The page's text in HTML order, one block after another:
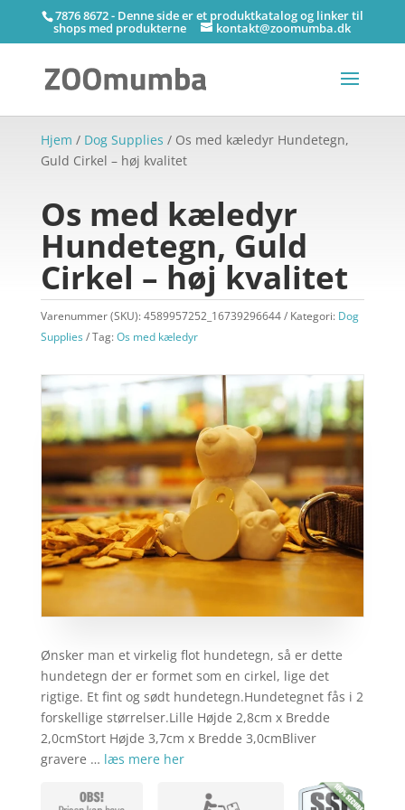
7876 8672 - Denne side er et produktkatalog og linker til
shops med produkterne kontakt@zoomumba.dk
Hjem / Dog Supplies / Os med kæledyr Hundetegn,
Guld Cirkel – høj kvalitet
Os med kæledyr
Hundetegn, Guld
Cirkel – høj kvalitet
Varenummer (SKU):4589957252_16739296644 Kategori: Dog
Supplies
Tag:Os med kæledyr
Ønsker man et virkelig flot hundetegn, så er dette
hundetegn der er formet som en cirkel, lige det
rigtige. Et fint og sødt hundetegn.Hundetegnet fås i 2
forskellige størrelser.Lille Højde 2,8cm x Bredde
2,0cmStort Højde 3,7cm x Bredde 3,0cmBliver
gravere … læs mere her